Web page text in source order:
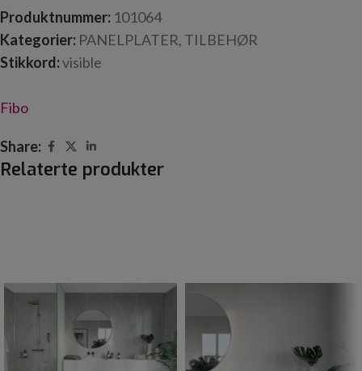
Produktnummer: 101064
Kategorier: PANELPLATER, TILBEHØR
Stikkord:visible
Fibo
Share:
Relaterte produkter